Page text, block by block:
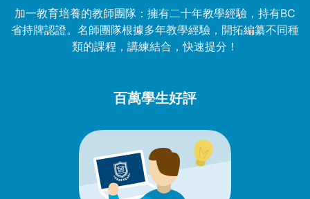
加一教育培養的教師團隊：擁有二十年教學經驗，持有BC
省持牌認證。名師團隊根據多年教學經驗，開拓編纂不同種
類的課程，講練結合，快速提分！
百萬學生好評